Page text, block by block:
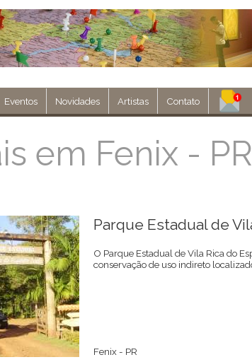
Eventos Novidades Artistas Contato
em Fenix - PR
Parque Estadual de
O Parque Estadual de Vila Rica do
conservação de uso indireto
Fenix - PR